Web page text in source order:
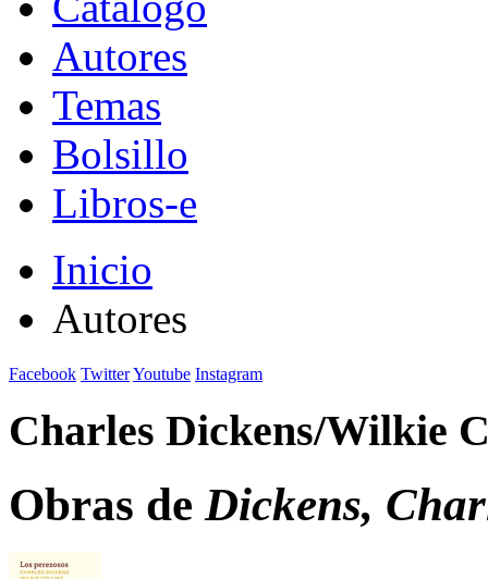
Autores
Temas
Bolsillo
Libros-e
Inicio
Autores
Facebook TwitterYoutube Instagram
Charles Dickens/Wilkie
Obras de Dickens,